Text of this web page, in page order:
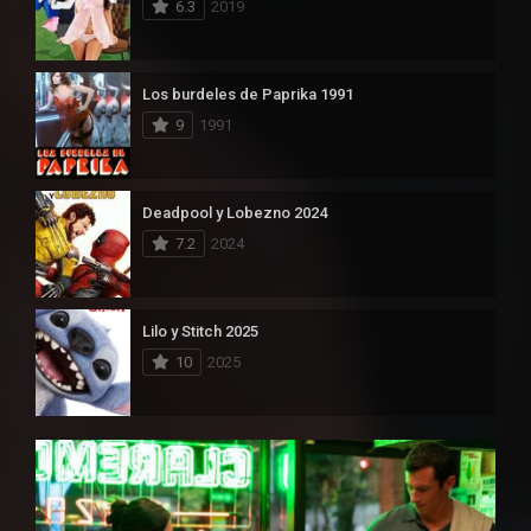
6.3 2019
Los burdeles de Paprika 1991
9
1991
Deadpool y Lobezno 2024
7.2
2024
Lilo y Stitch 2025
10
2025